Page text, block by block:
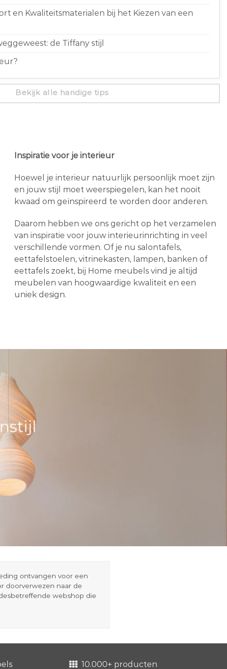
en Kwaliteitsmaterialen bij het Kiezen van een
de Tiffany stijl
Bekijk alle handige tips
Inspiratie voor je interieur
Hoewel je interieur natuurlijk persoonlijk moet zijn
en jouw stijl moet weerspiegelen, kan het nooit
kwaad om geïnspireerd te worden door anderen.
Daarom hebben we ons gericht op het verzamelen
van inspiratie voor jouw interieurinrichting in veel
verschillende vormen. Of je nu salontafels,
eettafelstoelen, vitrinekasten, lampen, banken of
eettafels zoekt, bij Home meubels vind je altijd
meubelen van hoogwaardige kwaliteit en een
uniek design.
ontvangen voor een
doorverwezen naar de
webshop die
10.000+ producten